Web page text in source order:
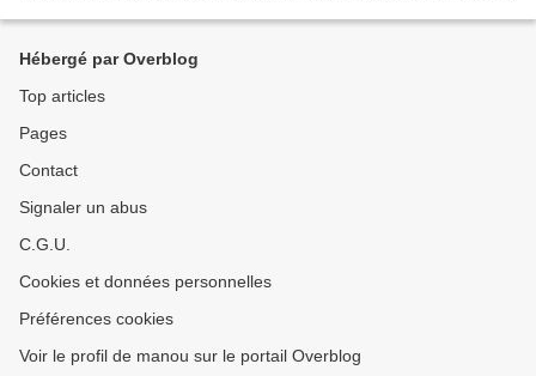
Hébergé par Overblog
Top articles
Pages
Contact
Signaler un abus
C.G.U.
Cookies et données personnelles
Préférences cookies
Voir le profil de manou sur le portail Overblog